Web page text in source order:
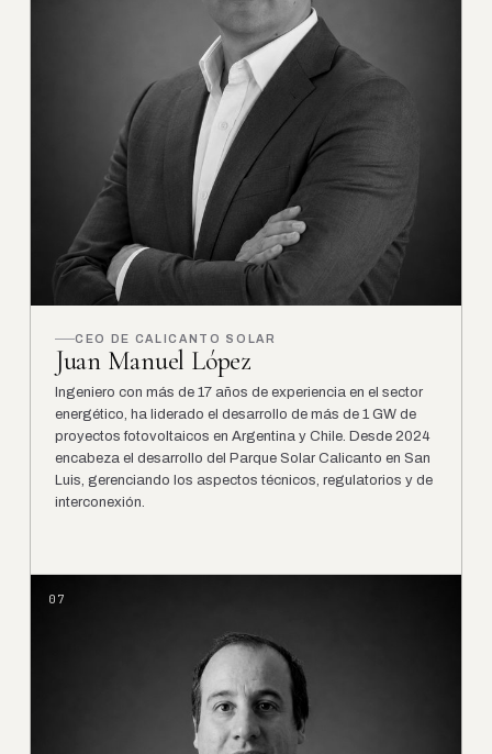
CEO DE CALICANTO SOLAR
Juan Manuel López
Ingeniero con más de 17 años de experiencia en el sector
energético, ha liderado el desarrollo de más de 1 GW de
proyectos fotovoltaicos en Argentina y Chile. Desde 2024
encabeza el desarrollo del Parque Solar Calicanto en San
Luis, gerenciando los aspectos técnicos, regulatorios y de
interconexión.